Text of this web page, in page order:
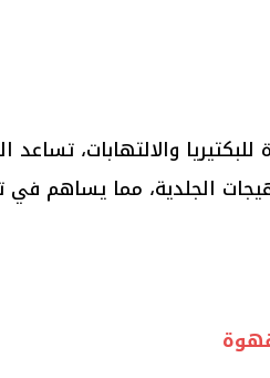
والالتهابات،
الجلدية، مما يساهم